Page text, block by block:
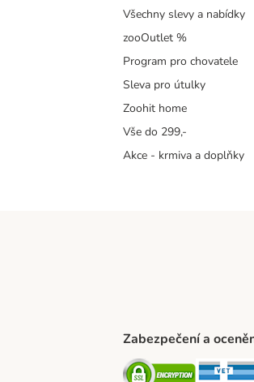
Všechny slevy a nabídky
zooOutlet %
Program pro chovatele
Sleva pro útulky
Zoohit home
Vše do 299,-
Akce - krmiva a doplňky
Shipping Method
Zabezpečení a
Security